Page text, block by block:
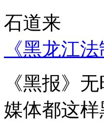
石道来
《黑龙江
《黑报》
媒体都这